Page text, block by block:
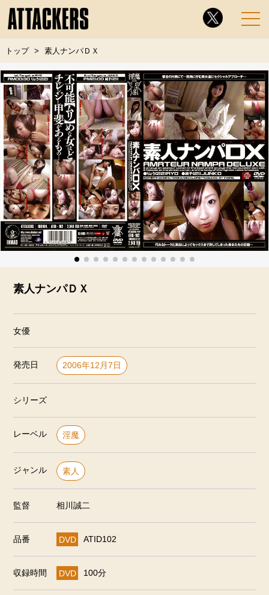
トップ 素人ナンパＤＸ
素人ナンパＤＸ
女優
発売日 2006年12月7日
シリーズ
レーベル 淫魔
ジャンル 素人
監督 相川誠二
品番 DVD ATID102
収録時間 DVD 100分